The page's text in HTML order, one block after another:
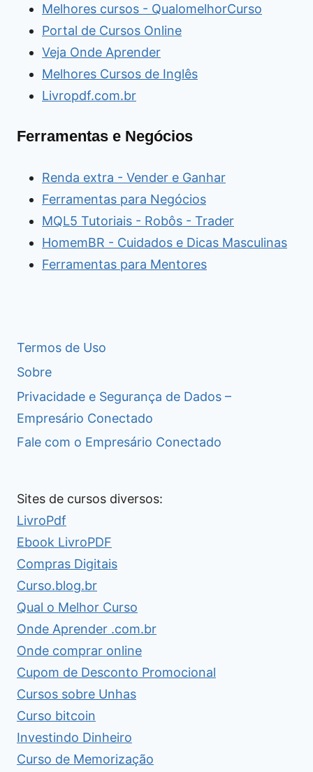
Melhores cursos - QualomelhorCurso
Portal de Cursos Online
Veja Onde Aprender
Melhores Cursos de Inglês
Livropdf.com.br
Ferramentas e Negócios
Renda extra - Vender e Ganhar
Ferramentas para Negócios
MQL5 Tutoriais - Robôs - Trader
HomemBR - Cuidados e Dicas Masculinas
Ferramentas para Mentores
Termos de Uso
Sobre
Privacidade e Segurança de Dados –
Empresário Conectado
Fale com o Empresário Conectado
Sites de cursos diversos:
LivroPdf
Ebook LivroPDF
Compras Digitais
Curso.blog.br
Qual o Melhor Curso
Onde Aprender .com.br
Onde comprar online
Cupom de Desconto Promocional
Cursos sobre Unhas
Curso bitcoin
Investindo Dinheiro
Curso de Memorização